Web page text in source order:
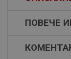
ПОВЕЧЕ